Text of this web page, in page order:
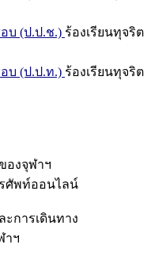
บ (ป.ป.ช.) ร้องเรียนทุจริต
บ (ป.ป.ท.) ร้องเรียนทุจริต
องจุฬาฯ
ศัพท์ออนไลน์
ะการเดินทาง
าฯ